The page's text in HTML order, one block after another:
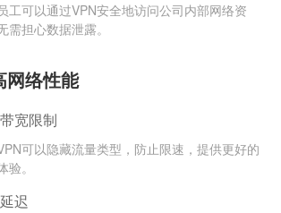
工可以通过VPN安全地访问公司内部网络资
需担心数据泄露。
网络性能
宽限制
可以隐藏流量类型，防止限速，提供更好的
验。
迟